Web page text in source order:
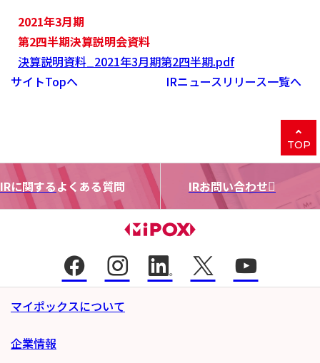
2021年3月期
第2四半期決算説明会資料
決算説明資料_2021年3月期第2四半期.pdf
サイトTopへ
IRニュースリリース一覧へ
TOP
IRに関するよくある質問 IRお問い合わせ
マイポックスについて
企業情報